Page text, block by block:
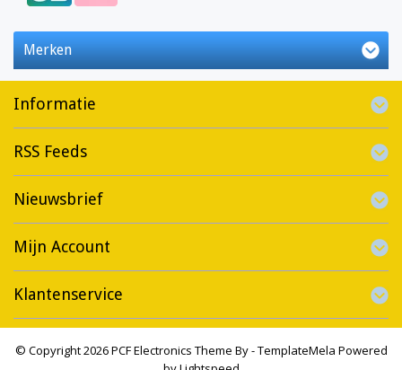
Merken
Informatie
RSS Feeds
Nieuwsbrief
Mijn Account
Klantenservice
© Copyright 2026 PCF Electronics Theme By -TemplateMela Powered